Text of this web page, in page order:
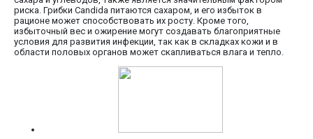
риска. Грибки Candida питаются сахаром, и его избыток в
рационе может способствовать их росту. Кроме того,
избыточный вес и ожирение могут создавать благоприятные
условия для развития инфекции, так как в складках кожи и в
области половых органов может скапливаться влага и тепло.